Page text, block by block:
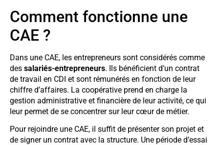
Comment fonctionne une
CAE ?
Dans une CAE, les entrepreneurs sont considérés comme
des salariés-entrepreneurs. Ils bénéficient d’un contrat
de travail en CDI et sont rémunérés en fonction de leur
chiffre d’affaires. La coopérative prend en charge la
gestion administrative et financière de leur activité, ce qui
leur permet de se concentrer sur leur cœur de métier.
Pour rejoindre une CAE, il suffit de présenter son projet et
de signer un contrat avec la structure. Une période d’essai